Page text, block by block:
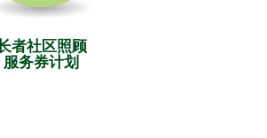
者社区照顾
服务券计划